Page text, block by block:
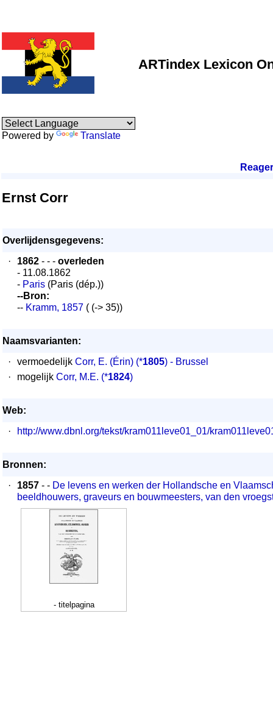
ARTindex Lexicon
Powered by Translate
Ernst Corr
Overlijdensgegevens:
·
1862 - - - overleden
- 11.08.1862
- Paris (Paris (dép.))
--Bron:
-- Kramm, 1857 ( (-> 35))
Naamsvarianten:
·
vermoedelijk Corr, E. (Érin) (*1805) - Brussel
·
mogelijk Corr, M.E. (*1824)
Web:
·
http://www.dbnl.org/tekst/kram011leve01_01/
Bronnen:
·
1857 - - De levens en werken der Hollandsche en
beeldhouwers, graveurs en bouwmeesters, van den
- titelpagina